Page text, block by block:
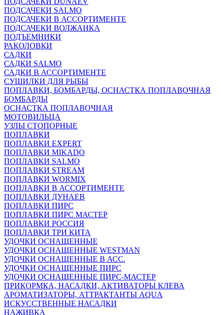
ПОДСАЧЕКИ SALMO
ПОДСАЧЕКИ В АССОРТИМЕНТЕ
ПОДСАЧЕКИ ВОЛЖАНКА
ПОДЪЕМНИКИ
РАКОЛОВКИ
САДКИ
САДКИ SALMO
САДКИ В АССОРТИМЕНТЕ
СУШИЛКИ ДЛЯ РЫБЫ
ПОПЛАВКИ, БОМБАРДЫ, ОСНАСТКА ПОПЛАВОЧНАЯ
БОМБАРДЫ
ОСНАСТКА ПОПЛАВОЧНАЯ
МОТОВИЛЬЦА
УЗЛЫ СТОПОРНЫЕ
ПОПЛАВКИ
ПОПЛАВКИ EXPERT
ПОПЛАВКИ MIKADO
ПОПЛАВКИ SALMO
ПОПЛАВКИ STREAM
ПОПЛАВКИ WORMIX
ПОПЛАВКИ В АССОРТИМЕНТЕ
ПОПЛАВКИ ДУНАЕВ
ПОПЛАВКИ ПИРС
ПОПЛАВКИ ПИРС МАСТЕР
ПОПЛАВКИ РОССИЯ
ПОПЛАВКИ ТРИ КИТА
УДОЧКИ ОСНАЩЕННЫЕ
УДОЧКИ ОСНАЩЕННЫЕ WESTMAN
УДОЧКИ ОСНАЩЕННЫЕ В АСС.
УДОЧКИ ОСНАЩЕННЫЕ ПИРС
УДОЧКИ ОСНАЩЕННЫЕ ПИРС-МАСТЕР
ПРИКОРМКА, НАСАДКИ, АКТИВАТОРЫ КЛЕВА
АРОМАТИЗАТОРЫ, АТТРАКТАНТЫ AQUA
ИСКУССТВЕННЫЕ НАСАДКИ
НАЖИВКА